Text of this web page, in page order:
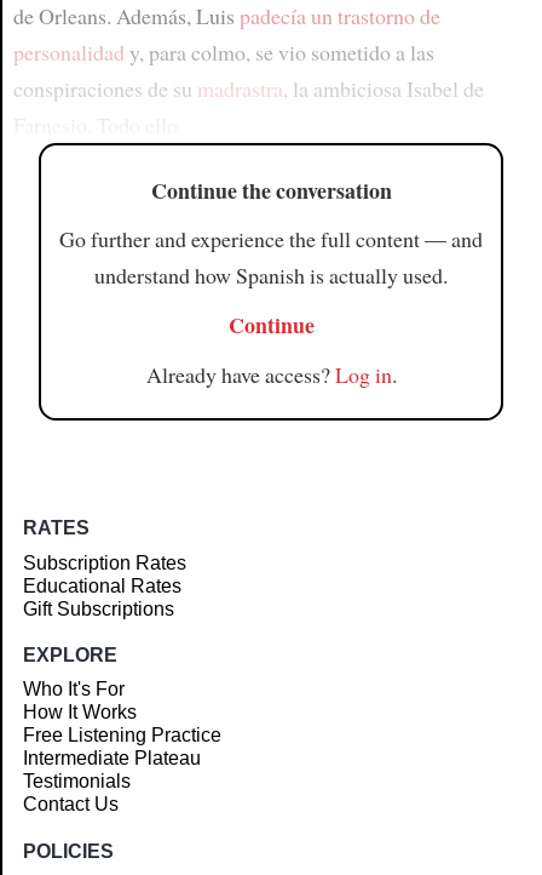
de Orleans. Además, Luis padecía un trastorno de
personalidad y, para colmo, se vio sometido a las
conspiraciones de su madrastra, la ambiciosa Isabel de
Continue the conversation
Go further and experience the full content — and
understand how Spanish is actually used.
Continue
Already have access?Log in.
RATES
Subscription Rates
Educational Rates
Gift Subscriptions
EXPLORE
Who It's For
How It Works
Free Listening Practice
Intermediate Plateau
Testimonials
Contact Us
POLICIES